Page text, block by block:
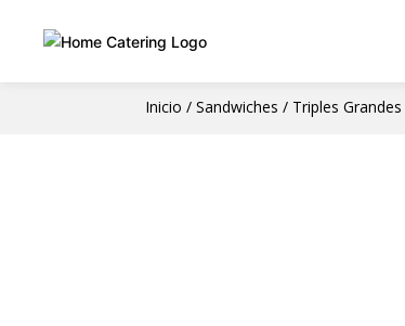
Inicio /Sandwiches / Triples Grandes